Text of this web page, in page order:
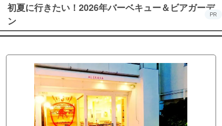
初夏に行きたい！2026年バーベキュー＆ビアガーデ
ン
PR